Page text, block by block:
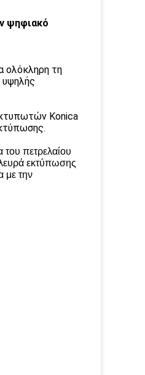
ψηφιακό
ολόκληρη τη
Konica
πετρελαίου
εκτύπωσης
με την